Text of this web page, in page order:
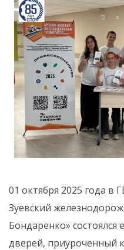
01 октября 2025 года
Зуевский
Бондаренко»
дверей, приуроченный